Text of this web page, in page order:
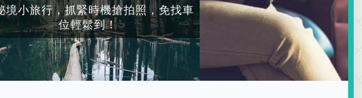
境小旅行，抓緊時機搶拍照，免找車
位輕鬆到！